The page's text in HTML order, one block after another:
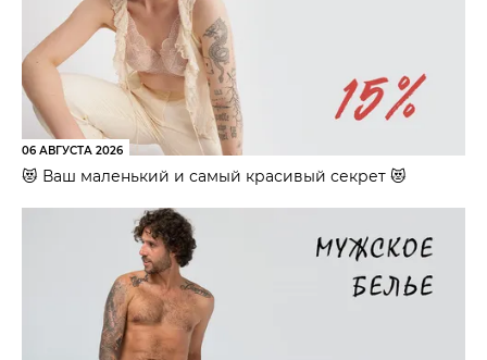
06 АВГУСТА 2026
😻 Ваш маленький и самый красивый секрет 😻